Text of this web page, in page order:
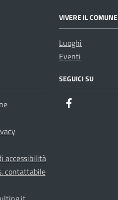
VIVERE IL COMUNE
Luoghi
Eventi
accessibilità
contattabile
SEGUICI SU